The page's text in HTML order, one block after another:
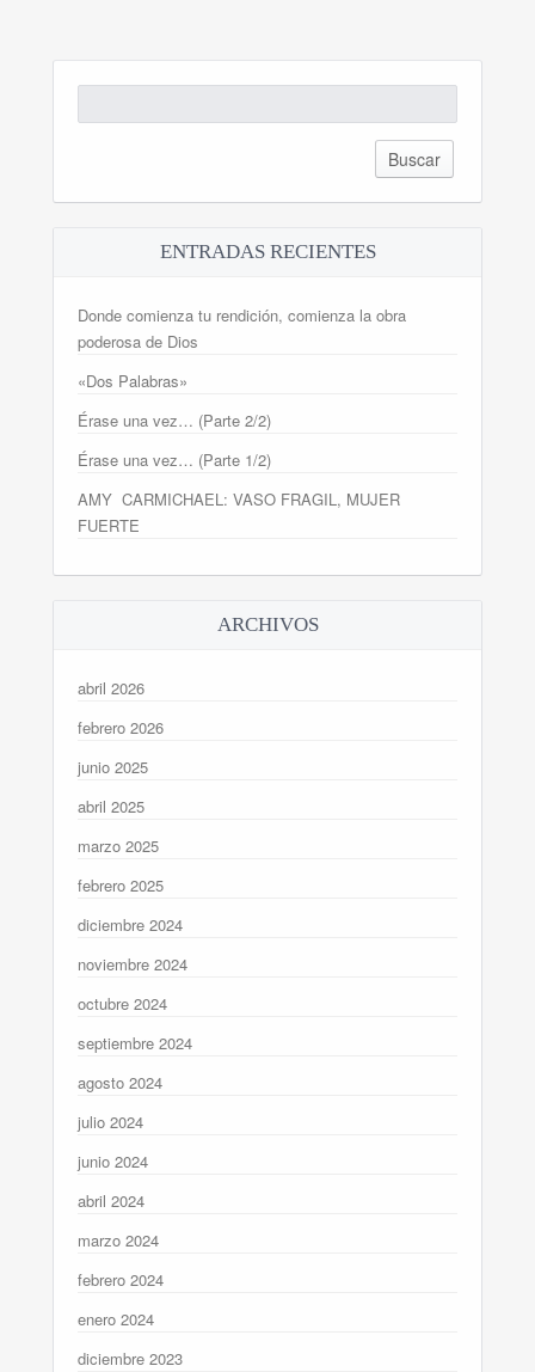
ENTRADAS RECIENTES
Donde comienza tu rendición, comienza la obra
poderosa de Dios
«Dos Palabras»
Érase una vez… (Parte 2/2)
Érase una vez… (Parte 1/2)
AMY CARMICHAEL: VASO FRAGIL, MUJER
FUERTE
ARCHIVOS
abril 2026
febrero 2026
junio 2025
abril 2025
marzo 2025
febrero 2025
diciembre 2024
noviembre 2024
octubre 2024
septiembre 2024
agosto 2024
julio 2024
junio 2024
abril 2024
marzo 2024
febrero 2024
enero 2024
diciembre 2023